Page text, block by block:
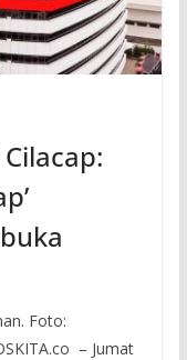
Foto:
– Jumat